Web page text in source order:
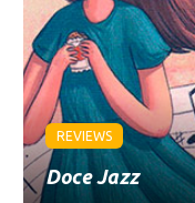
REVIEWS
Doce Jazz